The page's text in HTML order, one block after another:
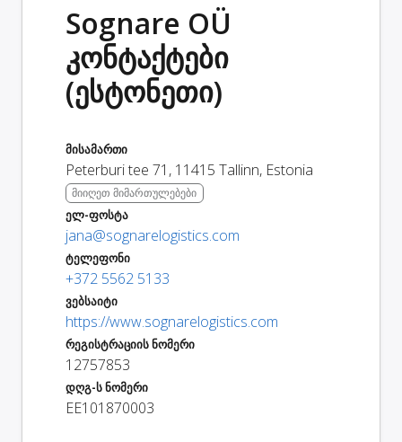
Sognare OÜ
კონტაქტები
(ესტონეთი)
მისამართი
Peterburi tee 71 , 11415 Tallinn, Estonia
მიიღეთ მიმართულებები
ელ-ფოსტა
jana@sognarelogistics.com
ტელეფონი
+372 5562 5133
ვებსაიტი
https://www.sognarelogistics.com
რეგისტრაციის ნომერი
12757853
დღგ-ს ნომერი
EE101870003